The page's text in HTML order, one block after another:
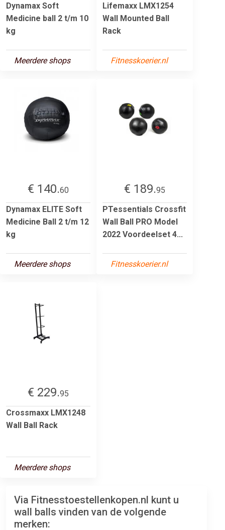
Dynamax Soft
Medicine ball 2 t/m 10
kg
Meerdere shops
Lifemaxx LMX1254
Wall Mounted Ball
Rack
Fitnesskoerier.nl
€ 140.60
Dynamax ELITE Soft
Medicine Ball 2 t/m 12
kg
Meerdere shops
€ 189.95
PTessentials Crossfit
Wall Ball PRO Model
2022 Voordeelset 4...
Fitnesskoerier.nl
€ 229.95
Crossmaxx LMX1248
Wall Ball Rack
Meerdere shops
Via Fitnesstoestellenkopen.nl kunt u
wall balls vinden van de volgende
merken: